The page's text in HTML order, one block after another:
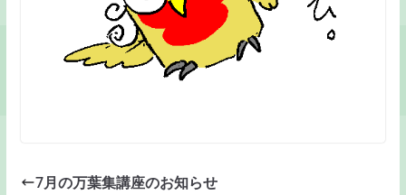
7月の万葉集講座のお知らせ